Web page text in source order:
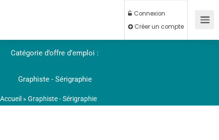
Connexion
Créer un compte
Catégorie d’offre d’emploi :
Graphiste - Sérigraphie
Accueil » Graphiste - Sérigraphie